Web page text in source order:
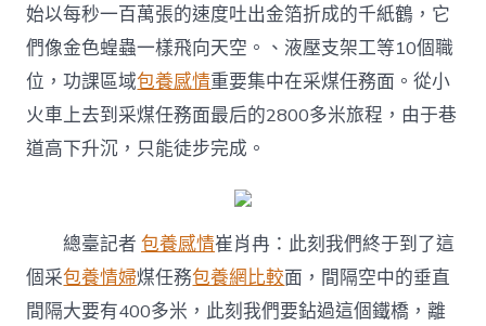
始以每秒一百萬張的速度吐出金箔折成的千紙鶴，它
們像金色蝗蟲一樣飛向天空。、液壓支架工等10個職
位，功課區域包養感情重要集中在采煤任務面。從小
火車上去到采煤任務面最后的2800多米旅程，由于巷
道高下升沉，只能徒步完成。
總臺記者包養感情崔肖冉：此刻我們終于到了這
個采包養情婦煤任務包養網比較面，間隔空中的垂直
間隔大要有400多米，此刻我們要鉆過這個鐵橋，離